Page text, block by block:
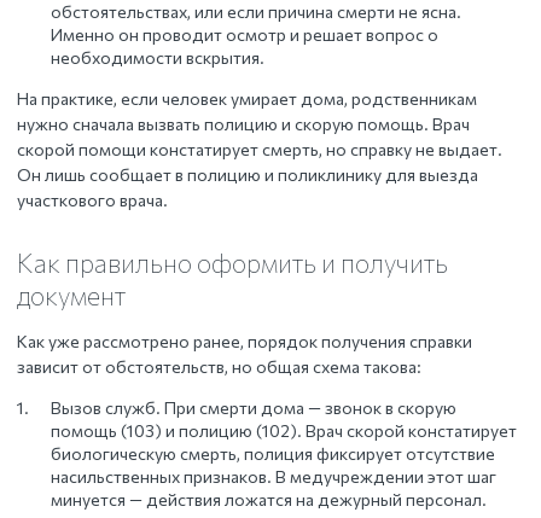
обстоятельствах, или если причина смерти не ясна.
Именно он проводит осмотр и решает вопрос о
необходимости вскрытия.
На практике, если человек умирает дома, родственникам
нужно сначала вызвать полицию и скорую помощь. Врач
скорой помощи констатирует смерть, но справку не выдает.
Он лишь сообщает в полицию и поликлинику для выезда
участкового врача.
Как правильно оформить и получить
документ
Как уже рассмотрено ранее, порядок получения справки
зависит от обстоятельств, но общая схема такова:
Вызов служб. При смерти дома — звонок в скорую
помощь (103) и полицию (102). Врач скорой констатирует
биологическую смерть, полиция фиксирует отсутствие
насильственных признаков. В медучреждении этот шаг
минуется — действия ложатся на дежурный персонал.